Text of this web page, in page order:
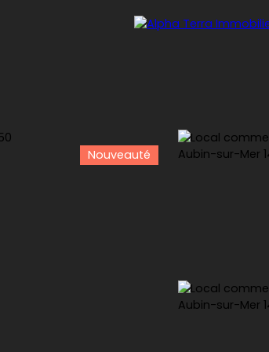
Nouveauté